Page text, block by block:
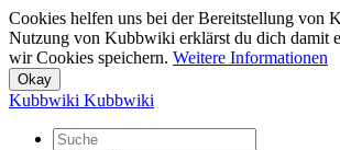
Cookies helfen uns bei der Bereitstellung von
Nutzung von Kubbwiki erklärst du dich damit
wir Cookies speichern. Weitere Informationen
Kubbwiki Kubbwiki